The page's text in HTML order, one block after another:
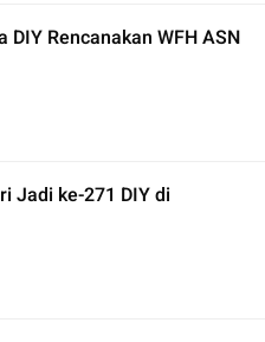
Rencanakan WFH ASN
Jadi ke-271 DIY di